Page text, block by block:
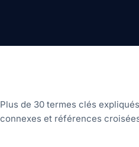
Plus de 30 termes clés
connexes et références